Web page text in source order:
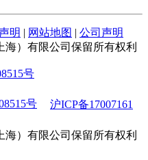
明 | 网站地图 | 公司声明
海）有限公司保留所有权利
号
号
沪ICP备17007161
海）有限公司保留所有权利